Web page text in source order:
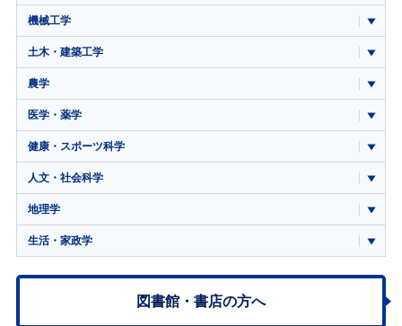
機械工学
土木・建築工学
農学
医学・薬学
健康・スポーツ科学
人文・社会科学
地理学
生活・家政学
図書館・書店の方へ